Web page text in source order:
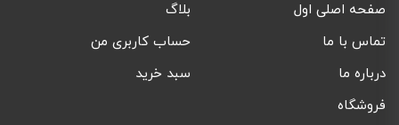
صفحه اصلی اول
بلاگ
تماس با ما
حساب کاربری من
درباره ما
سبد خرید
فروشگاه